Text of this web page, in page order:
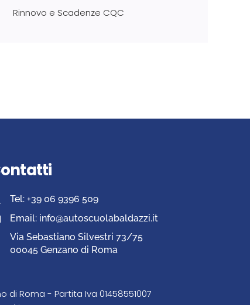
Rinnovo e Scadenze CQC
Tel: +39 06 9396 509
Email: info@autoscuolabaldazzi.it
Via Sebastiano Silvestri 73/75
00045 Genzano di Roma
di Roma - Partita Iva 01458551007